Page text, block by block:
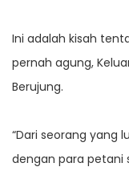
Ini adalah kisah
pernah agung,
Berujung.
“Dari seorang yang
dengan para petani